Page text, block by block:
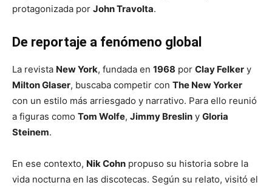
protagonizada por John Travolta.
De reportaje a fenómeno global
La revista New York, fundada en 1968 por Clay Felker y
Milton Glaser, buscaba competir con The New Yorker
con un estilo más arriesgado y narrativo. Para ello reunió
a figuras como Tom Wolfe, Jimmy Breslin y Gloria
Steinem.
En ese contexto, Nik Cohn propuso su historia sobre la
vida nocturna en las discotecas. Según su relato, visitó el